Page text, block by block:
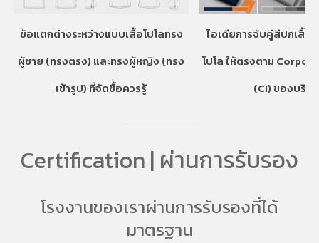
ข้อแตกต่างระหว่างแบบเสื้อโปโลทรง
ผู้ชาย (ทรงตรง) และทรงผู้หญิง (ทรง
เข้ารูป) ที่จัดซื้อควรรู้
ไอเดียการจับคู่สีปกเสื้อ
โปโล ให้ตรงตาม
(CI) ของบริษัท
Certification | ผ่านการรับรอง
โรงงานของเราผ่านการรับรองที่ได้
มาตรฐาน